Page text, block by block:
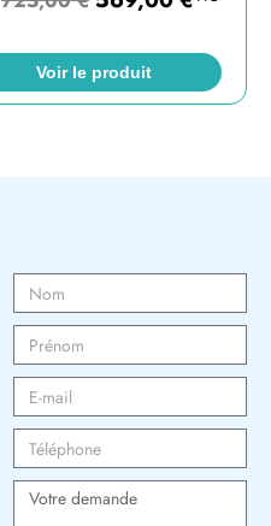
Voir le produit